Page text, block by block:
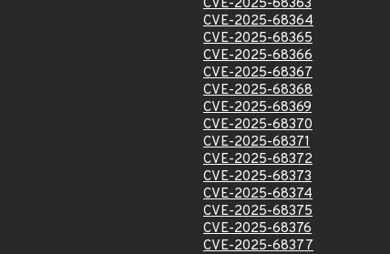
CVE-2025-68363
CVE-2025-68364
CVE-2025-68365
CVE-2025-68366
CVE-2025-68367
CVE-2025-68368
CVE-2025-68369
CVE-2025-68370
CVE-2025-68371
CVE-2025-68372
CVE-2025-68373
CVE-2025-68374
CVE-2025-68375
CVE-2025-68376
CVE-2025-68377